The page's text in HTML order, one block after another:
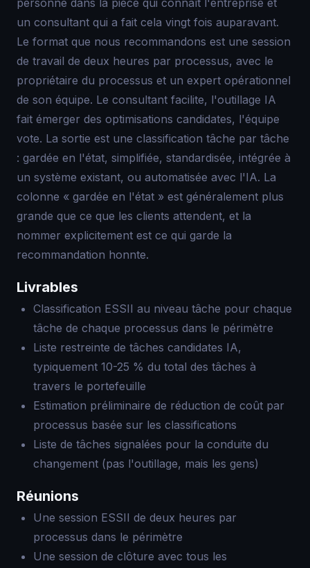
personne dans la pièce qui connaît l'entreprise et
un consultant qui a fait cela vingt fois auparavant.
Le format que nous recommandons est une session
de travail de deux heures par processus, avec le
propriétaire du processus et un expert opérationnel
de son équipe. Le consultant facilite, l'outillage IA
fait émerger des optimisations candidates, l'équipe
vote. La sortie est une classification tâche par tâche
: gardée en l'état, simplifiée, standardisée, intégrée à
un système existant, ou automatisée avec l'IA. La
colonne « gardée en l'état » est généralement plus
grande que ce que les clients attendent, et la
nommer explicitement est ce qui garde la
recommandation honnte.
Livrables
Classification ESSII au niveau tâche pour chaque
tâche de chaque processus dans le périmètre
Liste restreinte de tâches candidates IA,
typiquement 10-25 % du total des tâches à
travers le portefeuille
Estimation préliminaire de réduction de coût par
processus basée sur les classifications
Liste de tâches signalées pour la conduite du
changement (pas l'outillage, mais les gens)
Réunions
Une session ESSII de deux heures par
processus dans le périmètre
Une session de clôture avec tous les